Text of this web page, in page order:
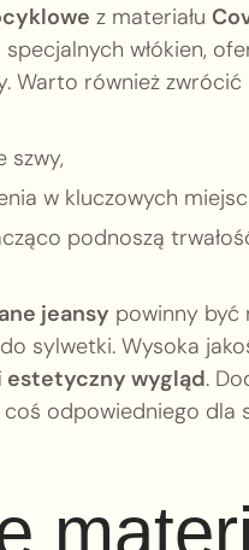
z materiału
włókien,
Warto również
szwy,
w kluczowych
podnoszą
jeansy powinny być
sylwetki. Wysoka
estetyczny wygląd.
coś odpowiedniego dla